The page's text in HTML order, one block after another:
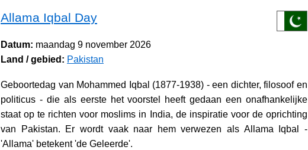
Allama Iqbal Day
Datum: maandag 9 november 2026
Land / gebied: Pakistan
Geboortedag van Mohammed Iqbal (1877-1938) - een dichter, filosoof en
politicus - die als eerste het voorstel heeft gedaan een onafhankelijke
staat op te richten voor moslims in India, de inspiratie voor de oprichting
van Pakistan. Er wordt vaak naar hem verwezen als Allama Iqbal -
'Allama' betekent 'de Geleerde'.